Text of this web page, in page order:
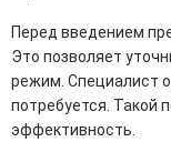
Перед введением
Это позволяет
режим. Специалист
потребуется. Такой
эффективность.